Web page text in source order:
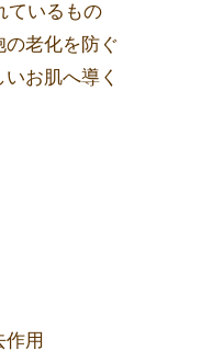
ているもの
老化を防ぐ
お肌へ導く
用